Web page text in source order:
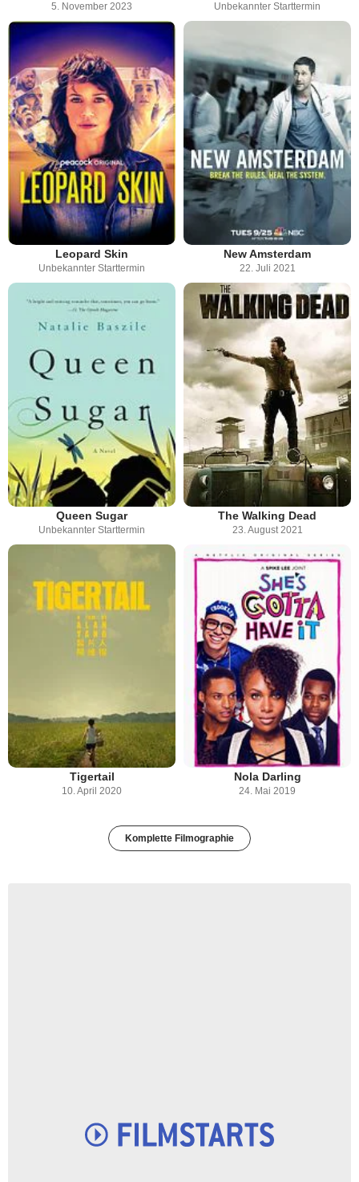
5. November 2023 Unbekannter Starttermin
Leopard Skin
Unbekannter Starttermin
New Amsterdam
22. Juli 2021
Queen Sugar
Unbekannter Starttermin
The Walking Dead
23. August 2021
Tigertail
10. April 2020
Nola Darling
24. Mai 2019
Komplette Filmographie